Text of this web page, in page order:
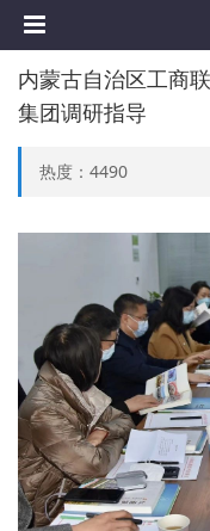
内蒙古自治区工商
集团调研指导
热度： 4490